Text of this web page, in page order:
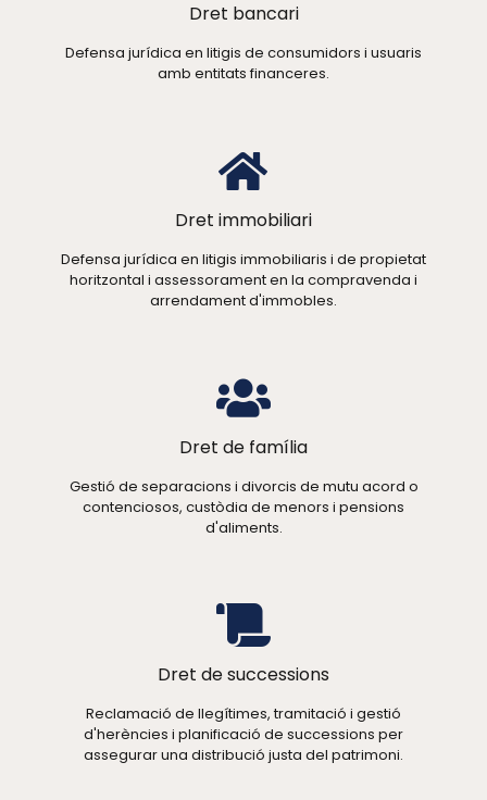
Dret bancari
Defensa jurídica en litigis de consumidors i usuaris
amb entitats financeres.
Dret immobiliari
Defensa jurídica en litigis immobiliaris i de propietat
horitzontal i assessorament en la compravenda i
arrendament d'immobles.
Dret de família
Gestió de separacions i divorcis de mutu acord o
contenciosos, custòdia de menors i pensions
d'aliments.
Dret de successions
Reclamació de llegítimes, tramitació i gestió
d'herències i planificació de successions per
assegurar una distribució justa del patrimoni.